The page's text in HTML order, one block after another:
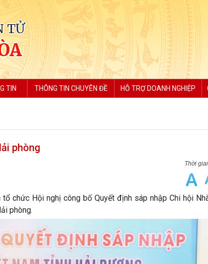
TỬ
TIN THÔNG TIN CHUYÊN ĐỀ HỖ TRỢ DOANH NGHIỆP
phòng
chức Hội nghị công bố Quyết định sáp nhập Chi hội
phòng.